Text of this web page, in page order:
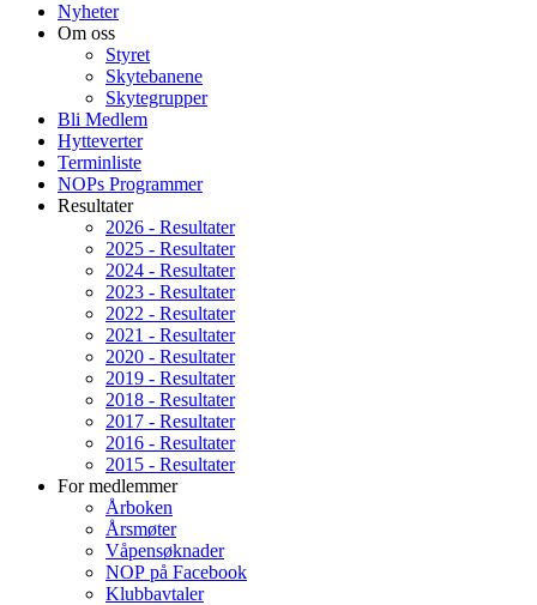
Nyheter
Om oss
Styret
Skytebanene
Skytegrupper
Bli Medlem
Hytteverter
Terminliste
NOPs Programmer
Resultater
2026 - Resultater
2025 - Resultater
2024 - Resultater
2023 - Resultater
2022 - Resultater
2021 - Resultater
2020 - Resultater
2019 - Resultater
2018 - Resultater
2017 - Resultater
2016 - Resultater
2015 - Resultater
For medlemmer
Årboken
Årsmøter
Våpensøknader
NOP på Facebook
Klubbavtaler